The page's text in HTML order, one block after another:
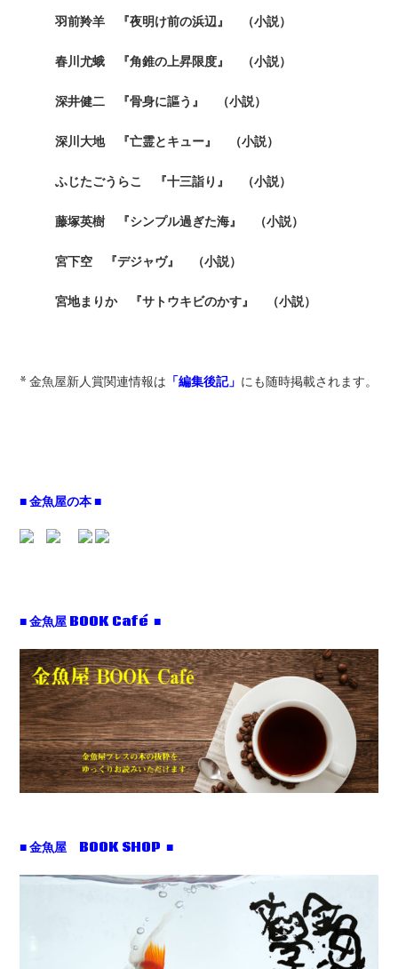
羽前羚羊 『夜明け前の浜辺』 （小説）
春川尤蛾 『角錐の上昇限度』 （小説）
深井健二 『骨身に謳う』 （小説）
深川大地 『亡霊とキュー』 （小説）
ふじたごうらこ 『十三詣り』 （小説）
藤塚英樹 『シンプル過ぎた海』 （小説）
宮下空 『デジャヴ』 （小説）
宮地まりか 『サトウキビのかす』 （小説）
* 金魚屋新人賞関連情報は 「編集後記」 にも随時掲載されます。
■ 金魚屋の本 ■
■ 金魚屋 BOOK Café ■
■ 金魚屋 BOOK SHOP ■